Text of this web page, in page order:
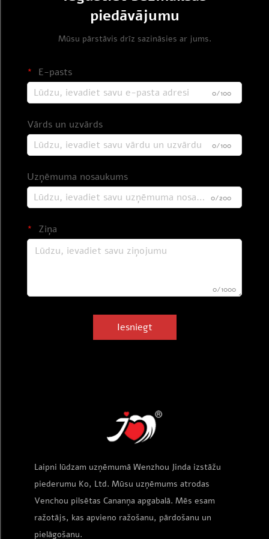
piedāvājumu
Mūsu pārstāvis drīz sazināsies ar jums.
E-pasts
0/100
Vārds un uzvārds
0/100
Uzņēmuma nosaukums
0/200
Ziņa
0/1000
Iesniegt
Laipni lūdzam uzņēmumā Wenzhou Jinda izstāžu
piederumu Ko, Ltd. Mūsu uzņēmums atrodas
Venchou pilsētas Cananņa apgabalā. Mēs esam
ražotājs, kas apvieno ražošanu, pārdošanu un
pielāgošanu.